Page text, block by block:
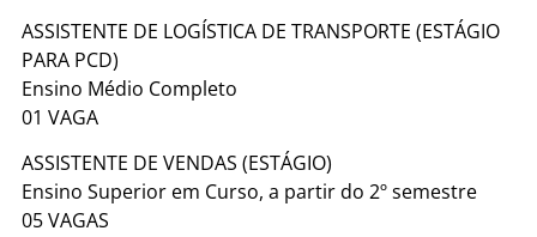
ASSISTENTE DE LOGÍSTICA DE TRANSPORTE (ESTÁGIO
PARA PCD)
Ensino Médio Completo
01 VAGA
ASSISTENTE DE VENDAS (ESTÁGIO)
Ensino Superior em Curso, a partir do 2º semestre
05 VAGAS